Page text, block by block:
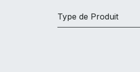
Type de Produit